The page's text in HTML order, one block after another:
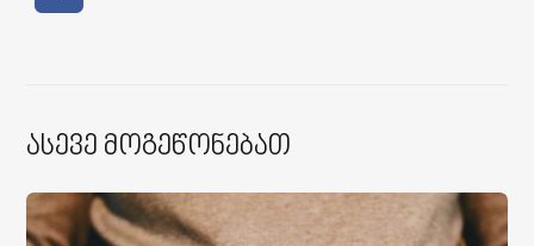
Ასევე Მოგეწონებათ